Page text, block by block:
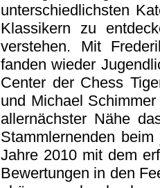
unterschiedlichsten
Klassikern zu
verstehen. Mit
fanden wieder
Center der Chess
und Michael
allernächster Nähe
Stammlernenden
Jahre 2010 mit dem
Bewertungen in den